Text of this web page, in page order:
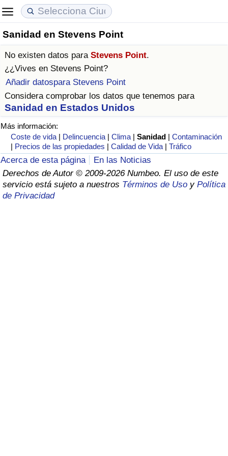
Sanidad en Stevens Point
No existen datos para Stevens Point.
¿¿Vives en Stevens Point?
Añadir datospara Stevens Point
Considera comprobar los datos que tenemos para
Sanidad en Estados Unidos
Más información:
Coste de vida | Delincuencia |Clima |Sanidad |Contaminación
| Precios de las propiedades |Calidad de Vida |Tráfico
Acerca de esta página
En las Noticias
Derechos de Autor © 2009-2026 Numbeo. El uso de este
servicio está sujeto a nuestros Términos de Uso y Política
de Privacidad
Coste de vida
Índice de Costo de Vida (Actual)
Índice de Costo de Vida
Índice de costo de vida por país
en aqaba
Precios de las propiedades
Índice de Precios de Inmuebles (Actual)
Índice de Precios de Inmuebles
Índice de Precios de Inmuebles por País
Calidad de Vida
Índice de Calidad de Vida
Índice de Calidad de Vida (Actual)
Índice de calidad de vida por país
Delincuencia
Calificación del Índice de Criminalidad
(Actual)